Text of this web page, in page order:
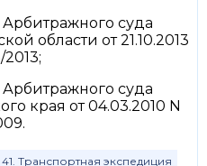
суда
области от 21.10.2013
суда
края от 04.03.2010 N
41. Транспортная экспедиция